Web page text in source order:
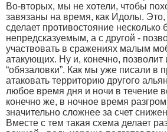
Во-вторых, мы не хотели, чтобы
завязаны на время, как Идолы.
сделает противостояние несколько
непредсказуемым, а с другой -
участвовать в сражениях малым
атакующих. Ну и, конечно,
“обязаловки”. Как мы уже писали в
атаковать территорию другого
любое время дня и ночи в течение
конечно же, в ночное время
значительно сложнее за счет
Вместе с тем такая схема делает